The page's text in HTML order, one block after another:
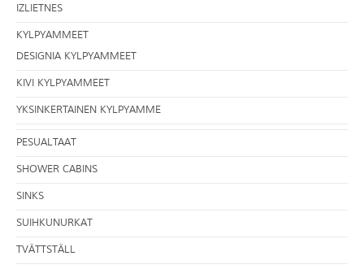
IZLIETNES
KYLPYAMMEET
DESIGNIA KYLPYAMMEET
KIVI KYLPYAMMEET
YKSINKERTAINEN KYLPYAMME
PESUALTAAT
SHOWER CABINS
SINKS
SUIHKUNURKAT
TVÄTTSTÄLL